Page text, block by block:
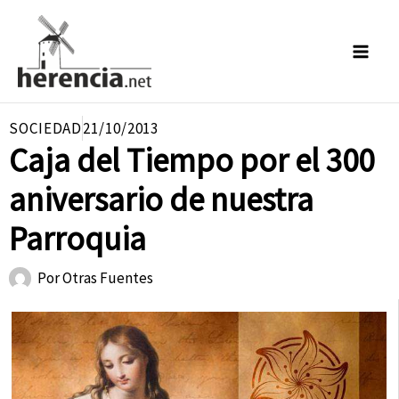
contenido
SOCIEDAD21/10/2013
Caja del Tiempo por el 300
aniversario de nuestra
Parroquia
PorOtras Fuentes